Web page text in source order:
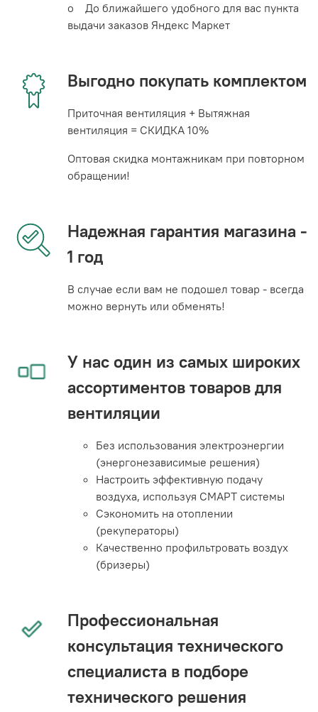
o До ближайшего удобного для вас пункта
выдачи заказов Яндекс Маркет
Выгодно покупать комплектом
Приточная вентиляция + Вытяжная
вентиляция = СКИДКА 10%
Оптовая скидка монтажникам при повторном
обращении!
Надежная гарантия магазина -
1 год
В случае если вам не подошел товар - всегда
можно вернуть или обменять!
У нас один из самых широких
ассортиментов товаров для
вентиляции
Без использования электроэнергии
(энергонезависимые решения)
Настроить эффективную подачу
воздуха, используя СМАРТ системы
Сэкономить на отоплении
(рекуператоры)
Качественно профильтровать воздух
(бризеры)
Профессиональная
консультация технического
специалиста в подборе
технического решения